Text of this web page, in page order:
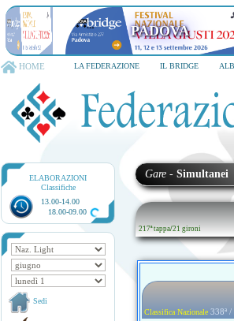
PADOVA
HOME LA FEDERAZIONE IL BRIDGE
ELABORAZIONI
Classifiche
13.00-14.00
18.00-09.00
Sedi
Gare - Simultanei
217ª tappa/21 gironi
Classifica Nazionale 338ª